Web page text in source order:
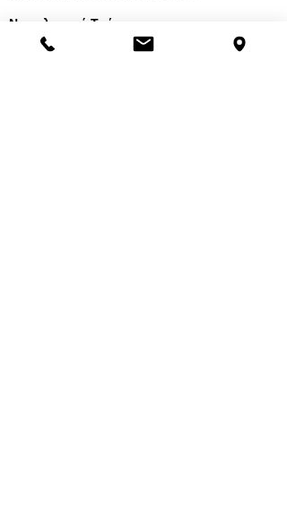
Νοσηλευτικά Τμήματα
Χειμερινό ωράριο: 11.00-13.00
17.30-19.30